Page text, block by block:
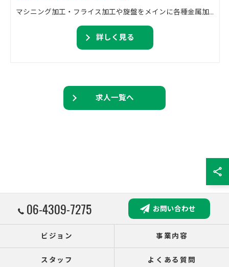
詳しく見る
求人一覧へ
06-4309-7275 お問い合わせ
ビジョン 事業内容
スタッフ よくある質問